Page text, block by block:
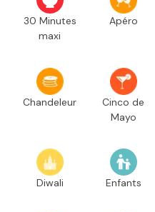
30 Minutes
maxi
Apéro
Chandeleur
Cinco de
Mayo
Diwali Enfants